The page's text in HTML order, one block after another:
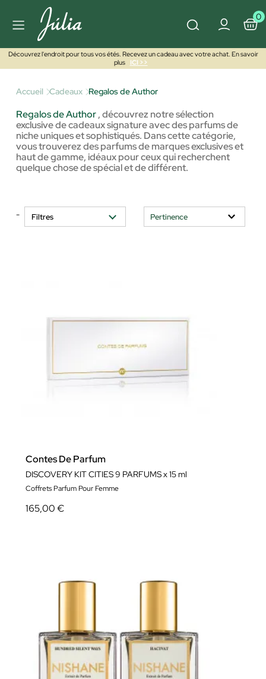
0
Découvrez l'endroit pour tous vos étés. Recevez un cadeau avec votre achat. En savoir
plus
ICI >>
Accueil Cadeaux Regalos de Author
Regalos de Author,découvrez notre sélection
exclusive de cadeaux signature avec des parfums de
niche uniques et sophistiqués. Dans cette catégorie,
vous trouverez des parfums de marques exclusives et
haut de gamme, idéaux pour ceux qui recherchent
quelque chose de spécial et de différent.
- Filtres
Contes De Parfum
DISCOVERY KIT CITIES 9 PARFUMS x 15 ml
Coffrets Parfum Pour Femme
165,00 €